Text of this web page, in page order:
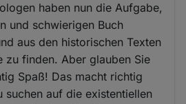
haben nun die Aufgabe,
und schwierigen Buch
aus den historischen Texten
zu finden. Aber glauben Sie
Spaß! Das macht richtig
suchen auf die existentiellen